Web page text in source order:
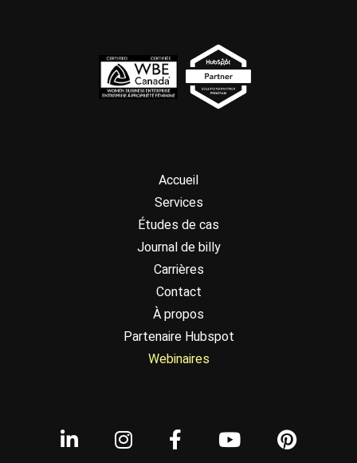
Accueil
Services
Études de cas
Journal de billy
Carrières
Contact
À propos
Partenaire Hubspot
Webinaires